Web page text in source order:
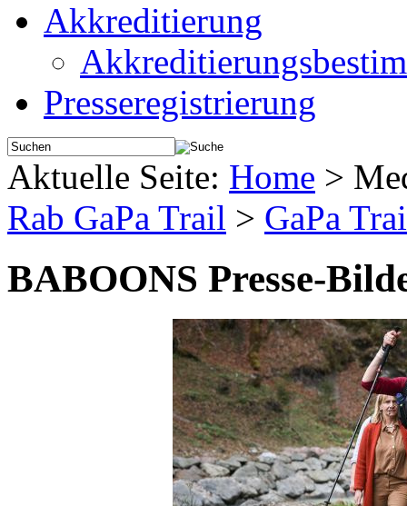
Akkreditierung
Presseregistrierung
Aktuelle Seite: Home >
Rab GaPa Trail > GaPa
BABOONS Presse-